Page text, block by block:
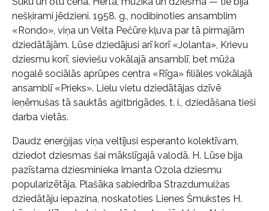
nešķirami jēdzieni. 1958. g., nodibinoties ansamblim
«Rondo», viņa un Velta Pečūre kļuva par tā pirmajām
dziedātājām. Lūse dziedājusi arī korī «Jolanta», Krievu
dziesmu korī, sieviešu vokālajā ansamblī, bet mūža
nogalē sociālās aprūpes centra «Rīga» filiāles vokālajā
ansamblī «Prieks». Lielu vietu dziedātājas dzīvē
ieņēmušas tā sauktās aģitbrigādes, t. i., dziedāšana tieši
darba vietās.
Daudz enerģijas viņa veltījusi esperanto kolektīvam,
dziedot dziesmas šai mākslīgajā valodā. H. Lūse bija
pazīstama dziesminieka Imanta Ozola dziesmu
popularizētāja. Plašāka sabiedrība Strazdumuižas
dziedātāju iepazina, noskatoties Lienes Šmukstes H.